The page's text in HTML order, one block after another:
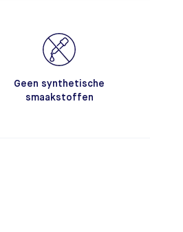
Geen synthetische
smaakstoffen